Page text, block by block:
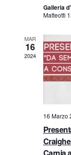
Galleria
Matteotti
MAR
16
2024
16 Marzo